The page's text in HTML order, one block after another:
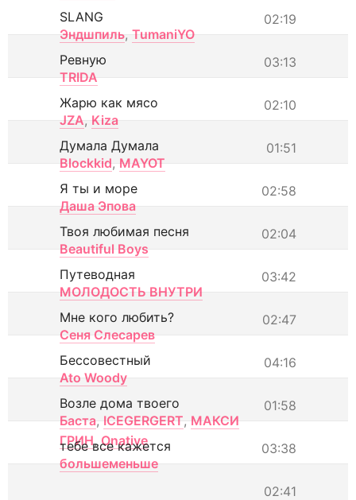
02:19
SLANG
Эндшпиль, TumaniYO
03:13
Ревную
TRIDA
02:10
Жарю как мясо
JZA, Kiza
01:51
Думала Думала
Blockkid, MAYOT
02:58
Я ты и море
Даша Эпова
02:04
Твоя любимая песня
Beautiful Boys
03:42
Путеводная
МОЛОДОСТЬ ВНУТРИ
02:47
Мне кого любить?
Сеня Слесарев
04:16
Бессовестный
Ato Woody
01:58
Возле дома твоего
Баста, ICEGERGERT, МАКСИ
ГРИН, Onative 03:38
тебе все кажется
большеменьше
02:41